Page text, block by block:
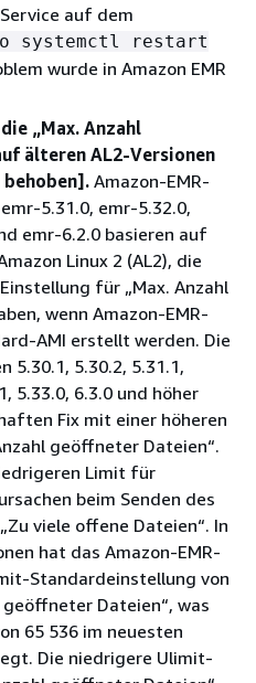
auf dem
systemctl restart
wurde in Amazon EMR
„Max. Anzahl
älteren AL2-Versionen
behoben]. Amazon-EMR-
5.31.0, emr-5.32.0,
emr-6.2.0 basieren auf
Linux 2 (AL2), die
für „Max. Anzahl
wenn Amazon-EMR-
AMI erstellt werden. Die
5.30.1, 5.30.2, 5.31.1,
5.33.0, 6.3.0 und höher
Fix mit einer höheren
geöffneter Dateien“.
Limit für
beim Senden des
viele offene Dateien“. In
hat das Amazon-EMR-
Standardeinstellung von
geöffneter Dateien“, was
65 536 im neuesten
Die niedrigere Ulimit-